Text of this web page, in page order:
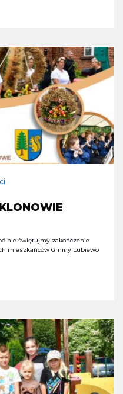
świętujmy zakończenie
mieszkańców Gminy Lubiewo